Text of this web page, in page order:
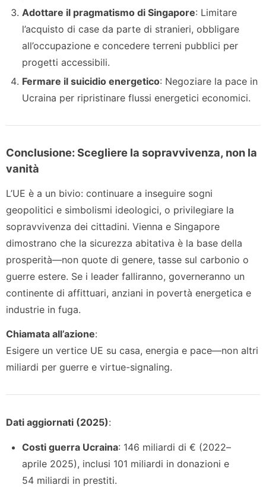
Adottare il pragmatismo di Singapore: Limitare
l’acquisto di case da parte di stranieri, obbligare
all’occupazione e concedere terreni pubblici per
progetti accessibili.
Fermare il suicidio energetico: Negoziare la pace in
Ucraina per ripristinare flussi energetici economici.
Conclusione: Scegliere la sopravvivenza, non la
vanità
L’UE è a un bivio: continuare a inseguire sogni
geopolitici e simbolismi ideologici, o privilegiare la
sopravvivenza dei cittadini. Vienna e Singapore
dimostrano che la sicurezza abitativa è la base della
prosperità—non quote di genere, tasse sul carbonio o
guerre estere. Se i leader falliranno, governeranno un
continente di affittuari, anziani in povertà energetica e
industrie in fuga.
Chiamata all’azione:
Esigere un vertice UE su casa, energia e pace—non altri
miliardi per guerre e virtue-signaling.
Dati aggiornati (2025):
Costi guerra Ucraina: 146 miliardi di € (2022–
aprile 2025), inclusi 101 miliardi in donazioni e
54 miliardi in prestiti.